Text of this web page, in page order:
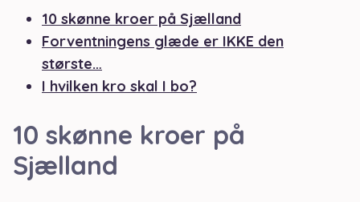
10 skønne kroer på Sjælland
Forventningens glæde er IKKE den
største…
I hvilken kro skal I bo?
10 skønne kroer på
Sjælland